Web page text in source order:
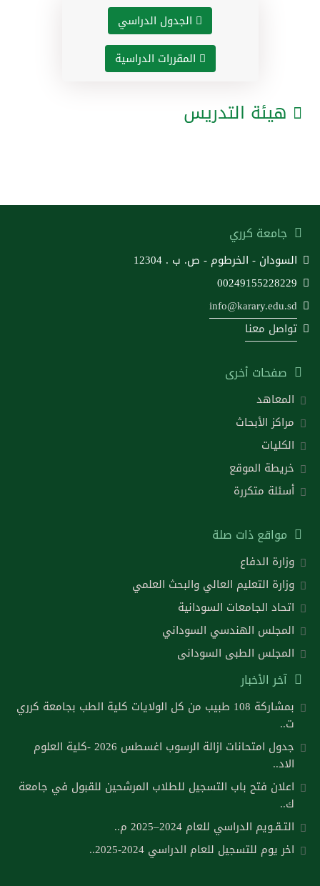
الجدول الدراسي
المقررات الدراسية
هيئة التدريس
جامعة كرري
السودان - الخرطوم - ص. ب . 12304
00249155228229
info@karary.edu.sd
تواصل معنا
صفحات أخرى
المعاهد
مراكز الأبحاث
الكليات
خريطة الموقع
أسئلة متكررة
مواقع ذات صلة
وزارة الدفاع
وزارة التعليم العالي والبحث العلمي
اتحاد الجامعات السودانية
المجلس الهندسي السوداني
المجلس الطبى السودانى
آخر الأخبار
بمشاركة 108 طبيب من كل الولايات كلية الطب بجامعة كرري
ت..
جدول امتحانات ازالة الرسوب اغسطس 2026 -كلية العلوم
الاد..
اعلان فتح باب التسجيل للطلاب المرشحين للقبول في جامعة
ك..
التـقـويم الدراسي للعام 2024–2025 م..
اخر يوم للتسجيل للعام الدراسي 2024-2025..